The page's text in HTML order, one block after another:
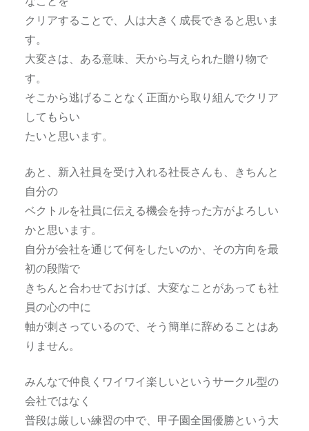
クリアすることで、人は大きく成長できると思いま
す。
大変さは、ある意味、天から与えられた贈り物で
す。
そこから逃げることなく正面から取り組んでクリア
してもらい
たいと思います。
あと、新入社員を受け入れる社長さんも、きちんと
自分の
ベクトルを社員に伝える機会を持った方がよろしい
かと思います。
自分が会社を通じて何をしたいのか、その方向を最
初の段階で
きちんと合わせておけば、大変なことがあっても社
員の心の中に
軸が刺さっているので、そう簡単に辞めることはあ
りません。
みんなで仲良くワイワイ楽しいというサークル型の
会社ではなく
普段は厳しい練習の中で、甲子園全国優勝という大